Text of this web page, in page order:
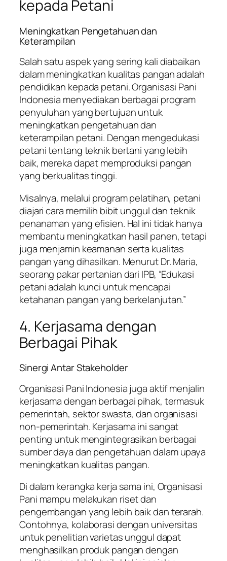
kepada Petani
Meningkatkan Pengetahuan dan
Keterampilan
Salah satu aspek yang sering kali diabaikan
dalam meningkatkan kualitas pangan adalah
pendidikan kepada petani. Organisasi Pani
Indonesia menyediakan berbagai program
penyuluhan yang bertujuan untuk
meningkatkan pengetahuan dan
keterampilan petani. Dengan mengedukasi
petani tentang teknik bertani yang lebih
baik, mereka dapat memproduksi pangan
yang berkualitas tinggi.
Misalnya, melalui program pelatihan, petani
diajari cara memilih bibit unggul dan teknik
penanaman yang efisien. Hal ini tidak hanya
membantu meningkatkan hasil panen, tetapi
juga menjamin keamanan serta kualitas
pangan yang dihasilkan. Menurut Dr. Maria,
seorang pakar pertanian dari IPB, “Edukasi
petani adalah kunci untuk mencapai
ketahanan pangan yang berkelanjutan.”
4. Kerjasama dengan
Berbagai Pihak
Sinergi Antar Stakeholder
Organisasi Pani Indonesia juga aktif menjalin
kerjasama dengan berbagai pihak, termasuk
pemerintah, sektor swasta, dan organisasi
non-pemerintah. Kerjasama ini sangat
penting untuk mengintegrasikan berbagai
sumber daya dan pengetahuan dalam upaya
meningkatkan kualitas pangan.
Di dalam kerangka kerja sama ini, Organisasi
Pani mampu melakukan riset dan
pengembangan yang lebih baik dan terarah.
Contohnya, kolaborasi dengan universitas
untuk penelitian varietas unggul dapat
menghasilkan produk pangan dengan